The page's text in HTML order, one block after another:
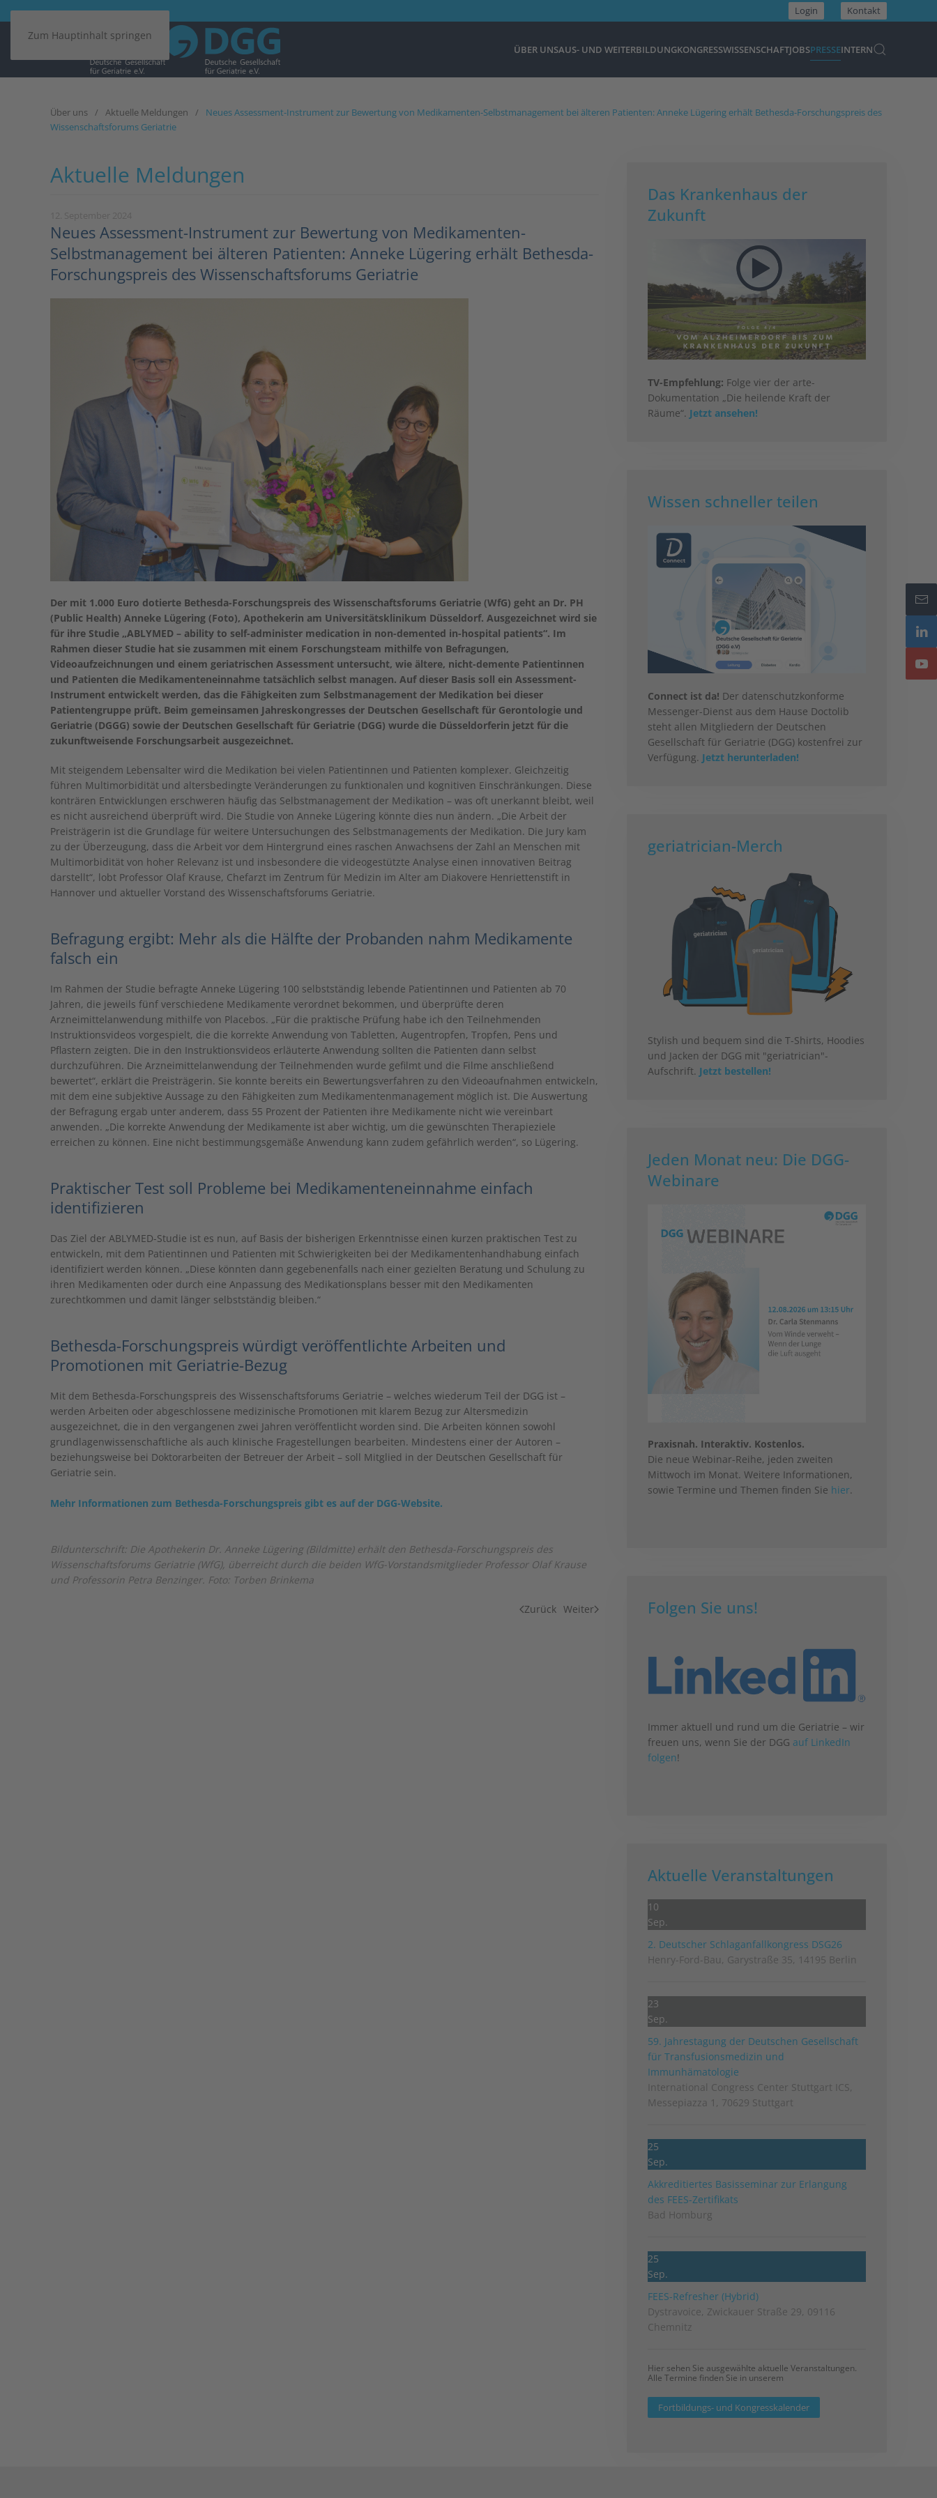
Zum Hauptinhalt springen
Login Kontakt
ÜBER UNSAUS- UND WEITERBILDUNGKONGRESSWISSENSCHAFTJOBSPRESSEINTERN
Über uns Aktuelle Meldungen
Neues Assessment-Instrument zur Bewertung von Medikamenten-Selbstmanagement bei älteren Patienten: Anneke Lügering erhält Bethesda-Forschungspreis des
Wissenschaftsforums Geriatrie
Aktuelle Meldungen
Neues Assessment-Instrument zur Bewertung von Medikamenten-
Selbstmanagement bei älteren Patienten: Anneke Lügering erhält Bethesda-
Forschungspreis des Wissenschaftsforums Geriatrie
Der mit 1.000 Euro dotierte Bethesda-Forschungspreis des Wissenschaftsforums Geriatrie (WfG) geht an Dr. PH
(Public Health) Anneke Lügering (Foto), Apothekerin am Universitätsklinikum Düsseldorf. Ausgezeichnet wird sie
für ihre Studie „ABLYMED – ability to self-administer medication in non-demented in-hospital patients“. Im
Rahmen dieser Studie hat sie zusammen mit einem Forschungsteam mithilfe von Befragungen,
Videoaufzeichnungen und einem geriatrischen Assessment untersucht, wie ältere, nicht-demente Patientinnen
und Patienten die Medikamenteneinnahme tatsächlich selbst managen. Auf dieser Basis soll ein Assessment-
Instrument entwickelt werden, das die Fähigkeiten zum Selbstmanagement der Medikation bei dieser
Patientengruppe prüft. Beim gemeinsamen Jahreskongresses der Deutschen Gesellschaft für Gerontologie und
Geriatrie (DGGG) sowie der Deutschen Gesellschaft für Geriatrie (DGG) wurde die Düsseldorferin jetzt für die
zukunftweisende Forschungsarbeit ausgezeichnet.
Mit steigendem Lebensalter wird die Medikation bei vielen Patientinnen und Patienten komplexer. Gleichzeitig
führen Multimorbidität und altersbedingte Veränderungen zu funktionalen und kognitiven Einschränkungen. Diese
konträren Entwicklungen erschweren häufig das Selbstmanagement der Medikation – was oft unerkannt bleibt, weil
es nicht ausreichend überprüft wird. Die Studie von Anneke Lügering könnte dies nun ändern. „Die Arbeit der
Preisträgerin ist die Grundlage für weitere Untersuchungen des Selbstmanagements der Medikation. Die Jury kam
zu der Überzeugung, dass die Arbeit vor dem Hintergrund eines raschen Anwachsens der Zahl an Menschen mit
Multimorbidität von hoher Relevanz ist und insbesondere die videogestützte Analyse einen innovativen Beitrag
darstellt“, lobt Professor Olaf Krause, Chefarzt im Zentrum für Medizin im Alter am Diakovere Henriettenstift in
Hannover und aktueller Vorstand des Wissenschaftsforums Geriatrie.
Befragung ergibt: Mehr als die Hälfte der Probanden nahm Medikamente
falsch ein
Im Rahmen der Studie befragte Anneke Lügering 100 selbstständig lebende Patientinnen und Patienten ab 70
Jahren, die jeweils fünf verschiedene Medikamente verordnet bekommen, und überprüfte deren
Arzneimittelanwendung mithilfe von Placebos. „Für die praktische Prüfung habe ich den Teilnehmenden
Instruktionsvideos vorgespielt, die die korrekte Anwendung von Tabletten, Augentropfen, Tropfen, Pens und
Pflastern zeigten. Die in den Instruktionsvideos erläuterte Anwendung sollten die Patienten dann selbst
durchzuführen. Die Arzneimittelanwendung der Teilnehmenden wurde gefilmt und die Filme anschließend
bewertet“, erklärt die Preisträgerin. Sie konnte bereits ein Bewertungsverfahren zu den Videoaufnahmen entwickeln,
mit dem eine subjektive Aussage zu den Fähigkeiten zum Medikamentenmanagement möglich ist. Die Auswertung
der Befragung ergab unter anderem, dass 55 Prozent der Patienten ihre Medikamente nicht wie vereinbart
anwenden. „Die korrekte Anwendung der Medikamente ist aber wichtig, um die gewünschten Therapieziele
erreichen zu können. Eine nicht bestimmungsgemäße Anwendung kann zudem gefährlich werden“, so Lügering.
Praktischer Test soll Probleme bei Medikamenteneinnahme einfach
identifizieren
Das Ziel der ABLYMED-Studie ist es nun, auf Basis der bisherigen Erkenntnisse einen kurzen praktischen Test zu
entwickeln, mit dem Patientinnen und Patienten mit Schwierigkeiten bei der Medikamentenhandhabung einfach
identifiziert werden können. „Diese könnten dann gegebenenfalls nach einer gezielten Beratung und Schulung zu
ihren Medikamenten oder durch eine Anpassung des Medikationsplans besser mit den Medikamenten
zurechtkommen und damit länger selbstständig bleiben.“
Bethesda-Forschungspreis würdigt veröffentlichte Arbeiten und
Promotionen mit Geriatrie-Bezug
Mit dem Bethesda-Forschungspreis des Wissenschaftsforums Geriatrie – welches wiederum Teil der DGG ist –
werden Arbeiten oder abgeschlossene medizinische Promotionen mit klarem Bezug zur Altersmedizin
ausgezeichnet, die in den vergangenen zwei Jahren veröffentlicht worden sind. Die Arbeiten können sowohl
grundlagenwissenschaftliche als auch klinische Fragestellungen bearbeiten. Mindestens einer der Autoren –
beziehungsweise bei Doktorarbeiten der Betreuer der Arbeit – soll Mitglied in der Deutschen Gesellschaft für
Geriatrie sein.
Mehr Informationen zum Bethesda-Forschungspreis gibt es auf der DGG-Website.
Bildunterschrift: Die Apothekerin Dr. Anneke Lügering (Bildmitte) erhält den Bethesda-Forschungspreis des
Wissenschaftsforums Geriatrie (WfG), überreicht durch die beiden WfG-Vorstandsmitglieder Professor Olaf Krause
und Professorin Petra Benzinger. Foto: Torben Brinkema
Zurück Weiter
Das Krankenhaus der
Zukunft
TV-Empfehlung: Folge vier der arte-
Dokumentation „Die heilende Kraft der
Räume“. Jetzt ansehen!
Wissen schneller teilen
Connect ist da! Der datenschutzkonforme
Messenger-Dienst aus dem Hause Doctolib
steht allen Mitgliedern der Deutschen
Gesellschaft für Geriatrie (DGG) kostenfrei zur
Verfügung. Jetzt herunterladen!
geriatrician-Merch
Stylish und bequem sind die T-Shirts, Hoodies
und Jacken der DGG mit "geriatrician"-
Aufschrift. Jetzt bestellen!
Jeden Monat neu: Die DGG-
Webinare
Praxisnah. Interaktiv. Kostenlos.
Die neue Webinar-Reihe, jeden zweiten
Mittwoch im Monat. Weitere Informationen,
sowie Termine und Themen finden Sie hier.
Folgen Sie uns!
Immer aktuell und rund um die Geriatrie – wir
freuen uns, wenn Sie der DGG auf LinkedIn
folgen!
Aktuelle Veranstaltungen
10
Sep.
2. Deutscher Schlag­anfall­kongress DSG26
Henry-Ford-Bau, Garystraße 35, 14195 Berlin
23
Sep.
59. Jahrestagung der Deutschen Gesellschaft
für Transfusionsmedizin und
Immunhämatologie
International Congress Center Stuttgart ICS,
Messepiazza 1, 70629 Stuttgart
25
Sep.
Akkreditiertes Basisseminar zur Erlangung
des FEES-Zertifikats
Bad Homburg
25
Sep.
FEES-Refresher (Hybrid)
Dystravoice, Zwickauer Straße 29, 09116
Chemnitz
Hier sehen Sie ausgewählte aktuelle Veranstaltungen.
Alle Termine finden Sie in unserem
Fortbildungs- und Kongresskalender